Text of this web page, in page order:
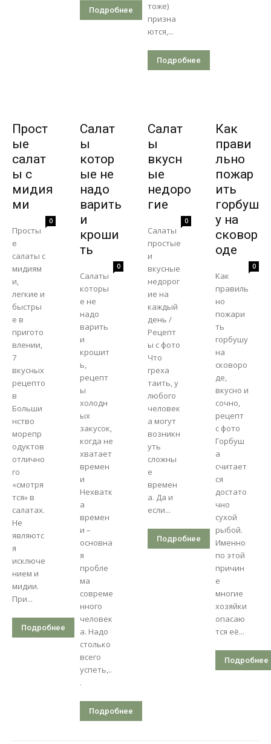
Подробнее
тоже)
призна
ются,...
Подробнее
Прост
ые
салат
ы с
мидия
ми
0
Просты
е
салаты с
мидиям
и,
легкие и
быстры
е в
пригото
влении,
7
вкусных
рецепто
в
Больши
нство
морепр
одуктов
отлично
го
«смотря
тся» в
салатах.
Не
являютс
я
исключе
нием и
мидии.
При...
Подробнее
Салат
ы
котор
ые не
надо
варить
и
кроши
ть
0
Салаты
которы
е не
надо
варить
и
крошит
ь,
рецепт
ы
холодн
ых
закусок,
когда не
хватает
времен
и
Нехватк
а
времен
и –
основна
я
пробле
ма
совреме
нного
человек
а. Надо
столько
всего
успеть,..
.
Подробнее
Салат
ы
вкусн
ые
недоро
гие
0
Салаты
простые
и
вкусные
недорог
ие на
каждый
день /
Рецепт
ы с фото
Что
греха
таить, у
любого
человек
а могут
возникн
уть
сложны
е
времен
а. Да и
если...
Подробнее
Как
прави
льно
пожар
ить
горбуш
у на
сковор
оде
0
Как
правиль
но
пожари
ть
горбушу
на
сковоро
де,
вкусно и
сочно,
рецепт
с фото
Горбуш
а
считает
ся
достато
чно
сухой
рыбой.
Именно
по этой
причин
е
многие
хозяйки
опасаю
тся её...
Подробнее